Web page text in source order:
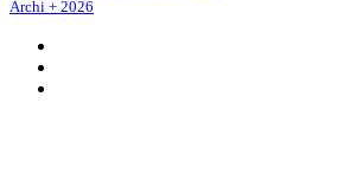
Archi + 2026